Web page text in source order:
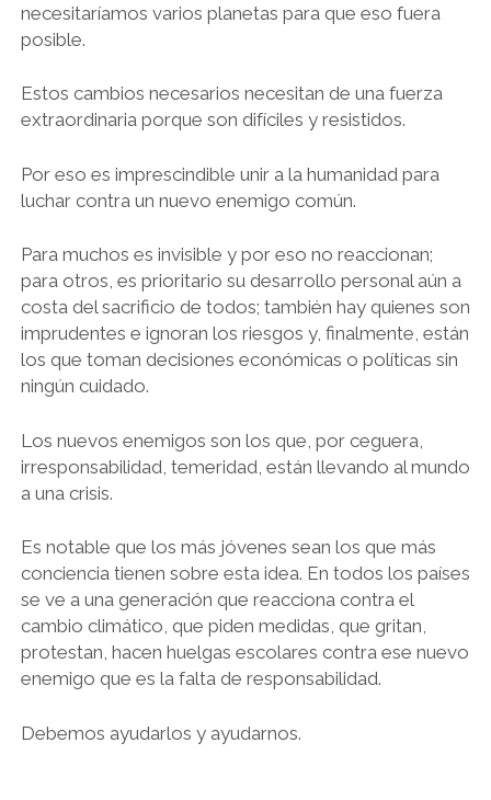
necesitaríamos varios planetas para que eso fuera
posible.
Estos cambios necesarios necesitan de una fuerza
extraordinaria porque son difíciles y resistidos.
Por eso es imprescindible unir a la humanidad para
luchar contra un nuevo enemigo común.
Para muchos es invisible y por eso no reaccionan;
para otros, es prioritario su desarrollo personal aún a
costa del sacrificio de todos; también hay quienes son
imprudentes e ignoran los riesgos y, finalmente, están
los que toman decisiones económicas o políticas sin
ningún cuidado.
Los nuevos enemigos son los que, por ceguera,
irresponsabilidad, temeridad, están llevando al mundo
a una crisis.
Es notable que los más jóvenes sean los que más
conciencia tienen sobre esta idea. En todos los países
se ve a una generación que reacciona contra el
cambio climático, que piden medidas, que gritan,
protestan, hacen huelgas escolares contra ese nuevo
enemigo que es la falta de responsabilidad.
Debemos ayudarlos y ayudarnos.